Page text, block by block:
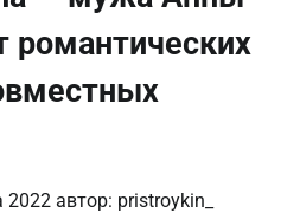
романтических
2022 автор: pristroykin_